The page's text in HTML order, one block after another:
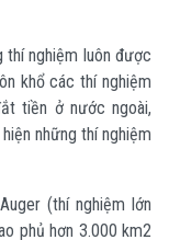
thí nghiệm luôn được
khổ các thí nghiệm
tiền ở nước ngoài,
những thí nghiệm
(thí nghiệm lớn
phủ hơn 3.000 km2